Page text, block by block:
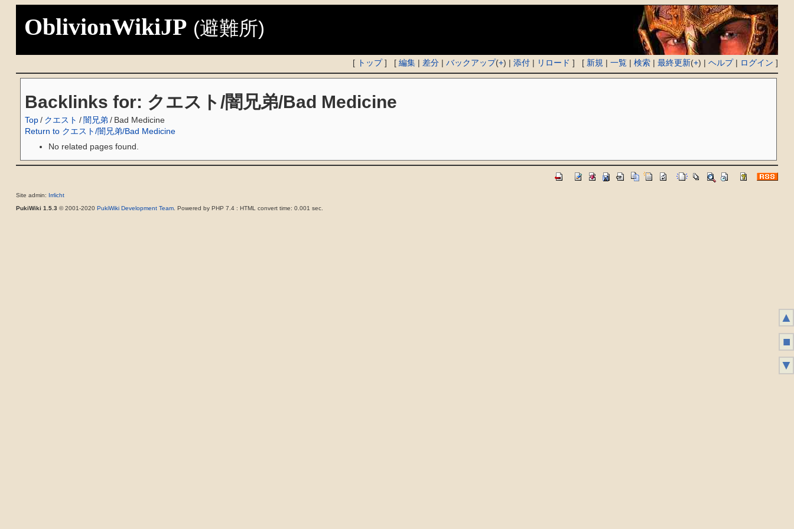
OblivionWikiJP (避難所)
[ トップ] [編集 | 差分 |バックアップ(+) |添付 | リロード ] [ 新規 |一覧 |検索 |最終更新(+) |ヘルプ| ログイン ]
Backlinks for: クエスト/闇兄弟/Bad Medicine
Top/ クエスト /闇兄弟 / Bad Medicine
Return to クエスト/闇兄弟/Bad Medicine
No related pages found.
Site admin: Irrlicht
PukiWiki 1.5.3 © 2001-2020 PukiWiki Development Team. Powered by PHP 7.4 : HTML convert time: 0.001 sec.
▲
■
▼